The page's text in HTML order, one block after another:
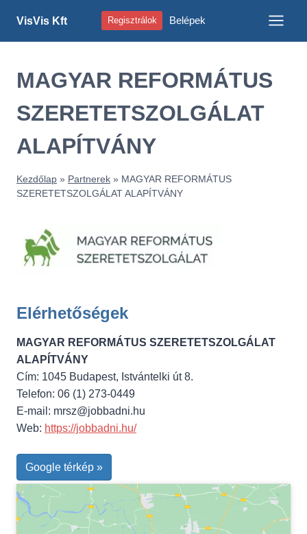
content
VisVis Kft Regisztrálok Belépek
MAGYAR REFORMÁTUS
SZERETETSZOLGÁLAT
ALAPÍTVÁNY
Kezdőlap » Partnerek » MAGYAR REFORMÁTUS
SZERETETSZOLGÁLAT ALAPÍTVÁNY
Elérhetőségek
MAGYAR REFORMÁTUS SZERETETSZOLGÁLAT
ALAPÍTVÁNY
Cím: 1045 Budapest, Istvántelki út 8.
Telefon: 06 (1) 273-0449
E-mail: mrsz@jobbadni.hu
Web: https://jobbadni.hu/
Google térkép »